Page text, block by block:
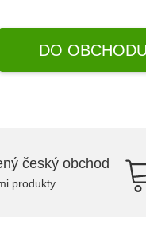
DO
český obchod
produkty